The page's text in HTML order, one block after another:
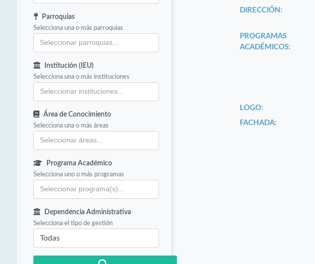
Parroquias
Selecciona una o más parroquias
Institución (IEU)
Selecciona una o más instituciones
Área de Conocimiento
Selecciona una o más áreas
Programa Académico
Selecciona uno o más programas
Dependencia Administrativa
Selecciona el tipo de gestión
DIRECCIÓN:
PROGRAMAS
ACADÉMICOS:
LOGO:
FACHADA: